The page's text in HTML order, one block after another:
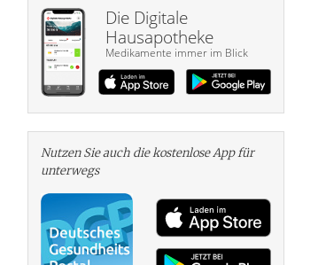
Die Digitale
Hausapotheke
Medikamente immer im Blick
Nutzen Sie auch die kosten­lose App für
unterwegs